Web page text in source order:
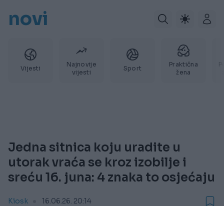
novi
Vijesti
Najnovije
vijesti
Sport
Praktična
žena
Jedna sitnica koju uradite u
utorak vraća se kroz izobilje i
sreću 16. juna: 4 znaka to osjećaju
Kiosk 16.06.26. 20:14